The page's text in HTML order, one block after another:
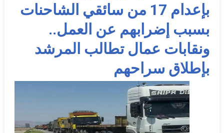
بإعدام 17 من سائقي الشاحنات
بسبب إضرابهم عن العمل..
ونقابات عمال تطالب المرشد
بإطلاق سراحهم